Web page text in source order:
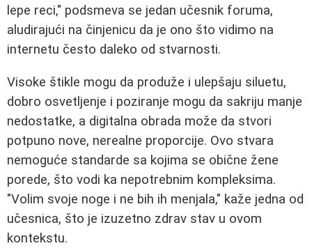
lepe reci," podsmeva se jedan učesnik foruma,
aludirajući na činjenicu da je ono što vidimo na
internetu često daleko od stvarnosti.
Visoke štikle mogu da produže i ulepšaju siluetu,
dobro osvetljenje i poziranje mogu da sakriju manje
nedostatke, a digitalna obrada može da stvori
potpuno nove, nerealne proporcije. Ovo stvara
nemoguće standarde sa kojima se obične žene
poredе, što vodi ka nepotrebnim kompleksima.
"Volim svoje noge i ne bih ih menjala," kaže jedna od
učesnica, što je izuzetno zdrav stav u ovom
kontekstu.